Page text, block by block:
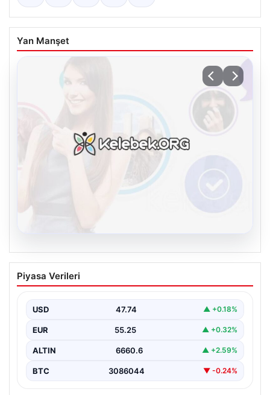
Yan Manşet
Kelebek sohbet platformu İle Çevrim içi
İletişimin Güvenli Adresi Ve Muhabbet
Sanal dünyasında insanların güvenli bir şekilde iletişim
Güncel olarak…
Piyasa Verileri
USD 47.74 ▲ +0.18%
EUR 55.25 ▲ +0.32%
ALTIN 6660.6 ▲ +2.59%
BTC 3086044 ▼ -0.24%